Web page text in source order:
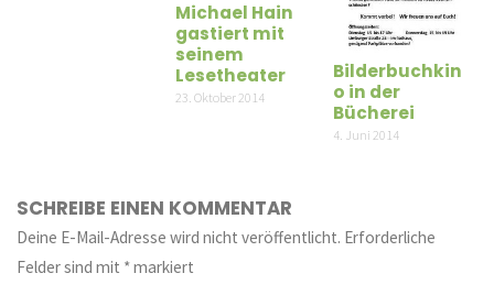
Michael Hain
gastiert mit
seinem
Lesetheater
23. Oktober 2014
Bilderbuchkin
o in der
Bücherei
4. Juni 2014
SCHREIBE EINEN KOMMENTAR
Deine E-Mail-Adresse wird nicht veröffentlicht. Erforderliche
Felder sind mit *markiert